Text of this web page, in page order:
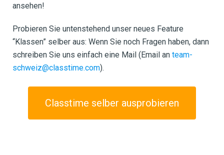
ansehen!
Probieren Sie untenstehend unser neues Feature
“Klassen” selber aus: Wenn Sie noch Fragen haben, dann
schreiben Sie uns einfach eine Mail (Email an team-
schweiz@classtime.com).
Classtime selber ausprobieren